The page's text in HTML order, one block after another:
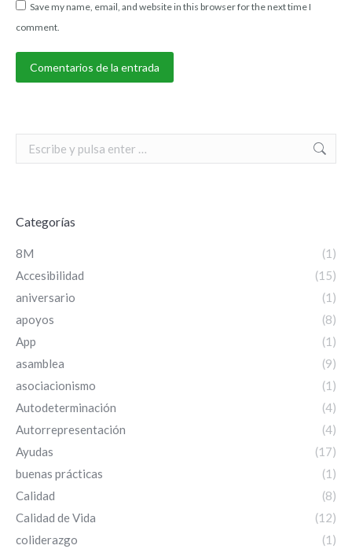
Save my name, email, and website in this browser for the next time I
comment.
Comentarios de la entrada
Search:
Categorías
8M
(1)
Accesibilidad
(15)
aniversario
(1)
apoyos
(8)
App
(1)
asamblea
(9)
asociacionismo
(1)
Autodeterminación
(4)
Autorrepresentación
(4)
Ayudas
(17)
buenas prácticas
(1)
Calidad
(8)
Calidad de Vida
(12)
coliderazgo
(1)